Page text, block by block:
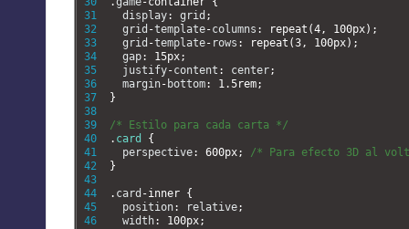
31
32
33
34
35
36
37
38
39
40
41
42
43
44
45
46
display: grid ;
grid -template-columns : repeat (4, 100px) ;
grid -template- rows : repeat (3, 100px) ;
gap: 15px;
justify-content : center;
margin- bottom: 1.5rem;
}
/* Estilo para cada carta */
. card
{
perspective: 600px;
/* Para efecto 3D al
}
. card -inner {
position: relative;
width: 100px;